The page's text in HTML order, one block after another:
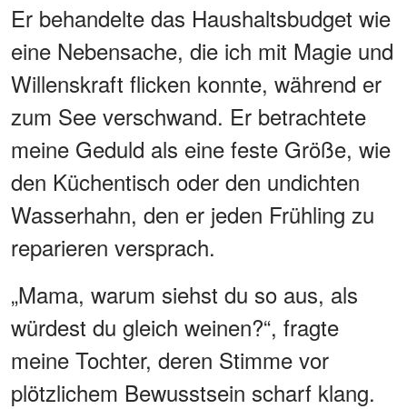
Er behandelte das Haushaltsbudget wie
eine Nebensache, die ich mit Magie und
Willenskraft flicken konnte, während er
zum See verschwand. Er betrachtete
meine Geduld als eine feste Größe, wie
den Küchentisch oder den undichten
Wasserhahn, den er jeden Frühling zu
reparieren versprach.
„Mama, warum siehst du so aus, als
würdest du gleich weinen?“, fragte
meine Tochter, deren Stimme vor
plötzlichem Bewusstsein scharf klang.